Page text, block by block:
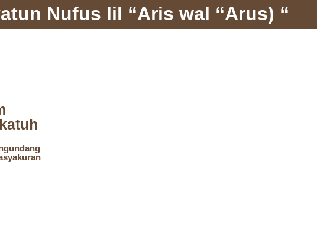
Nufus lil “Aris wal “Arus) “